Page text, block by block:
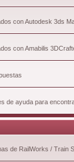
con Autodesk 3ds
con Amabilis
de ayuda para
de RailWorks / Train